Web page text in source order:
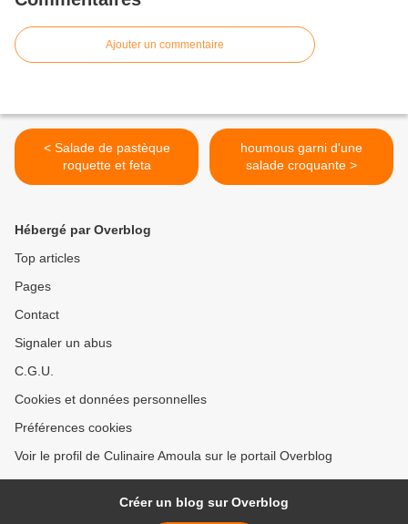
Ajouter un commentaire
< Salade de pastèque
roquette et feta
houmous garni d'une
salade croquante >
Hébergé par Overblog
Top articles
Pages
Contact
Signaler un abus
C.G.U.
Cookies et données personnelles
Préférences cookies
Voir le profil de Culinaire Amoula sur le portail Overblog
Créer un blog sur Overblog